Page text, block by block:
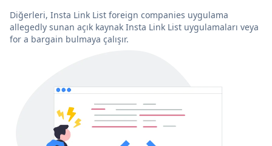
Diğerleri, Insta Link List foreign companies uygulama
allegedly sunan açık kaynak Insta Link List uygulamaları veya
for a bargain bulmaya çalışır.